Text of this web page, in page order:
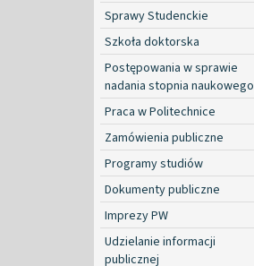
Sprawy Studenckie
Szkoła doktorska
Postępowania w sprawie
nadania stopnia naukowego
Praca w Politechnice
Zamówienia publiczne
Programy studiów
Dokumenty publiczne
Imprezy PW
Udzielanie informacji
publicznej